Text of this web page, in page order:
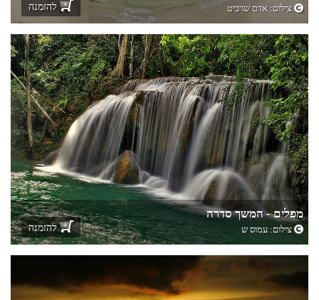
צילום: אדם שרביט להזמנה
מפלים - המשך סדרה
צילום: עמוס ש להזמנה